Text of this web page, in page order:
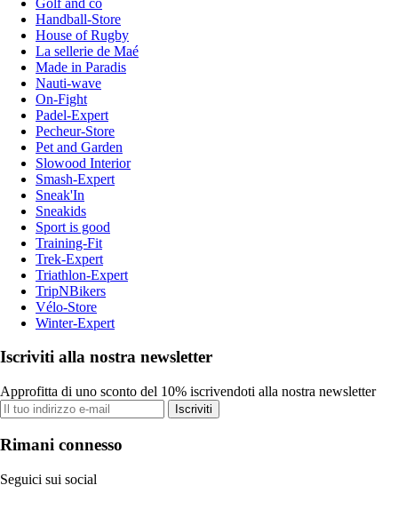
Handball-Store
House of Rugby
La sellerie de Maé
Made in Paradis
Nauti-wave
On-Fight
Padel-Expert
Pecheur-Store
Pet and Garden
Slowood Interior
Smash-Expert
Sneak'In
Sneakids
Sport is good
Training-Fit
Trek-Expert
Triathlon-Expert
TripNBikers
Vélo-Store
Winter-Expert
Iscriviti alla nostra newsletter
Approfitta di uno sconto del 10% iscrivendoti alla nostra newsletter
Iscriviti
Rimani connesso
Seguici sui social